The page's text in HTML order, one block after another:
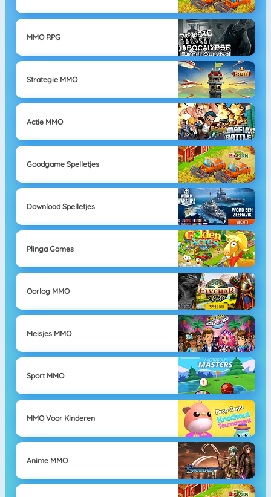
MMO RPG
Strategie MMO
Actie MMO
Goodgame Spelletjes
Download Spelletjes
Plinga Games
Oorlog MMO
Meisjes MMO
Sport MMO
MMO Voor Kinderen
Anime MMO